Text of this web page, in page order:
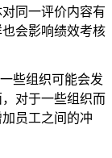
同一评价内容有
会影响绩效考核
些组织可能会发
对于一些组织而
员工之间的冲